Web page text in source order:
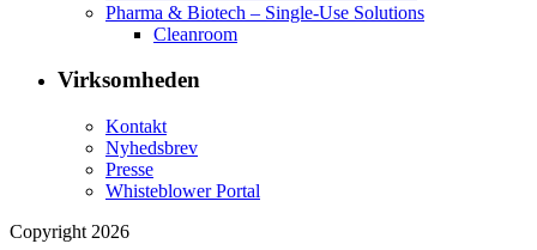
Pharma & Biotech – Single-Use Solutions
Cleanroom
Virksomheden
Kontakt
Nyhedsbrev
Presse
Whisteblower Portal
Copyright 2026